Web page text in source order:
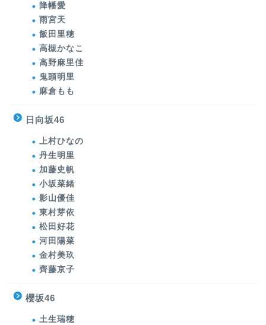
降幡愛
雨宮天
飯田里穂
高槻かなこ
高野麻里佳
鬼頭明里
麻倉もも
日向坂46
上村ひなの
丹生明里
加藤史帆
小坂菜緒
影山優佳
東村芽依
松田好花
河田陽菜
金村美玖
齊藤京子
櫻坂46
土生瑞穂